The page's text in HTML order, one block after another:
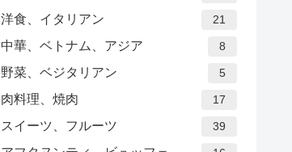
洋食、イタリアン 21
中華、ベトナム、アジア 8
野菜、ベジタリアン 5
肉料理、焼肉 17
スイーツ、フルーツ 39